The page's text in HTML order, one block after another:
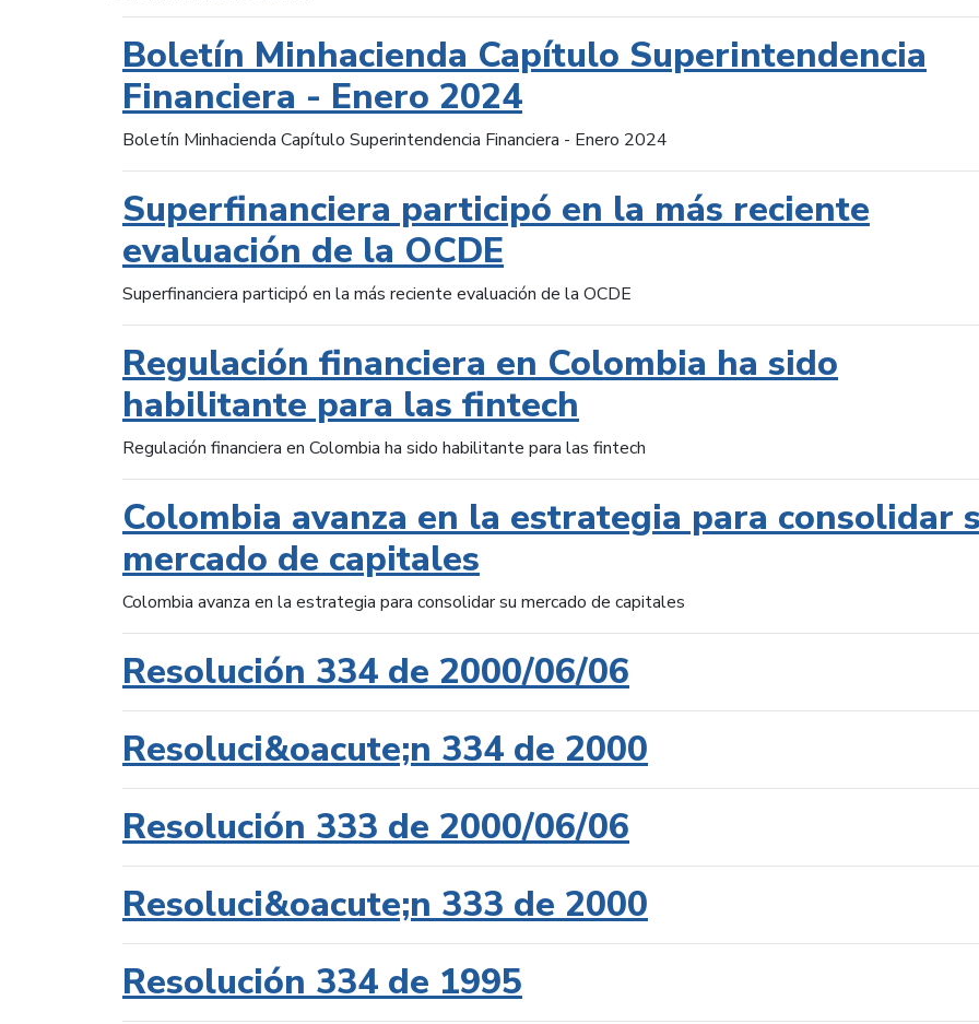
Boletín Minhacienda Capítulo Superintendencia
Financiera - Enero 2024
Boletín Minhacienda Capítulo Superintendencia Financiera - Enero 2024
Superfinanciera participó en la más reciente
evaluación de la OCDE
Superfinanciera participó en la más reciente evaluación de la OCDE
Regulación financiera en Colombia ha sido
habilitante para las fintech
Regulación financiera en Colombia ha sido habilitante para las fintech
Colombia avanza en la estrategia para consolidar
mercado de capitales
Colombia avanza en la estrategia para consolidar su mercado de capitales
Resolución 334 de 2000/06/06
Resoluci&oacute;n 334 de 2000
Resolución 333 de 2000/06/06
Resoluci&oacute;n 333 de 2000
Resolución 334 de 1995